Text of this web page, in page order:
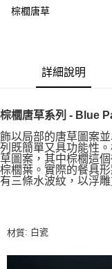
棕櫚唐草
詳細說明
棕櫚唐草系列 - Blue
飾以局部的唐草圖案
列既簡單又具功能性
草圖案，其中棕櫚這
棕櫚葉。實際的餐具
有三條水波紋，以浮
材質: 白瓷